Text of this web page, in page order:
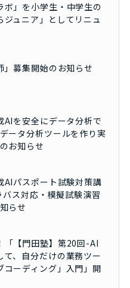
ボ」を小学生・中学生の
ジュニア」としてリニュ
」募集開始のお知らせ
AIを安全にデータ分析で
ータ分析ツールを作り実
お知らせ
AIパスポート試験対策講
ス対応・模擬試験演習
らせ
「【門田塾】第20回-AI
て、自分だけの業務ツー
コーディング」入門」開